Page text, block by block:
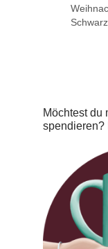
Möchtest du
spendieren?